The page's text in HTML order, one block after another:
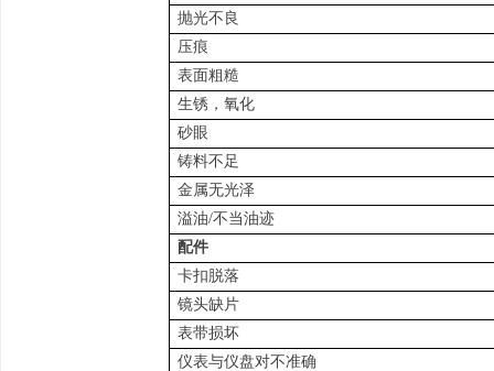
抛光不良
压痕
表面粗糙
生锈，氧化
砂眼
铸料不足
金属无光泽
溢油/不当油迹
配件
卡扣脱落
镜头缺片
表带损坏
仪表与仪盘对不准确